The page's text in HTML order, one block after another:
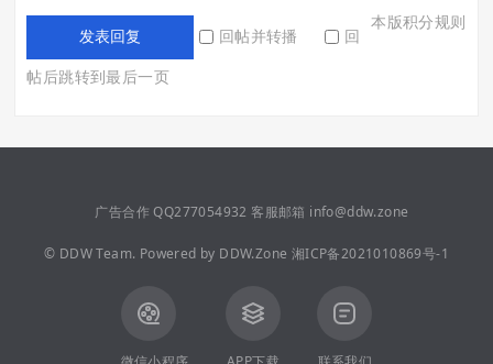
本版积分规则
发表回复 回帖并转播
回
帖后跳转到最后一页
广告合作 QQ277054932 客服邮箱 info@ddw.zone
© DDW Team. Powered by DDW.Zone 湘ICP备2021010869号-1